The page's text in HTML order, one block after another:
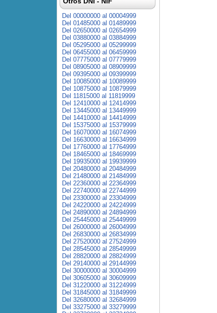
Del 00000000 al 00004999
Del 01485000 al 01489999
Del 02650000 al 02654999
Del 03880000 al 03884999
Del 05295000 al 05299999
Del 06455000 al 06459999
Del 07775000 al 07779999
Del 08905000 al 08909999
Del 09395000 al 09399999
Del 10085000 al 10089999
Del 10875000 al 10879999
Del 11815000 al 11819999
Del 12410000 al 12414999
Del 13445000 al 13449999
Del 14410000 al 14414999
Del 15375000 al 15379999
Del 16070000 al 16074999
Del 16630000 al 16634999
Del 17760000 al 17764999
Del 18465000 al 18469999
Del 19935000 al 19939999
Del 20480000 al 20484999
Del 21480000 al 21484999
Del 22360000 al 22364999
Del 22740000 al 22744999
Del 23300000 al 23304999
Del 24220000 al 24224999
Del 24890000 al 24894999
Del 25445000 al 25449999
Del 26000000 al 26004999
Del 26830000 al 26834999
Del 27520000 al 27524999
Del 28545000 al 28549999
Del 28820000 al 28824999
Del 29140000 al 29144999
Del 30000000 al 30004999
Del 30605000 al 30609999
Del 31220000 al 31224999
Del 31845000 al 31849999
Del 32680000 al 32684999
Del 33275000 al 33279999